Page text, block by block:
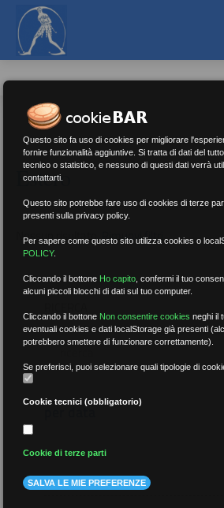
Estero
Nessun risultato.Rimuovi filtri
per data
Questo sito fa uso di cookies per migliorare
fornire funzionalità aggiuntive. Si tratta di dati del
tecnico o statistico, e nessuno di questi dati verrà
contattarti.
Questo sito potrebbe fare uso di cookies di terze
presenti sulla privacy policy.
Per sapere come questo sito utilizza cookies o
POLICY.
Cliccando il bottone Ho capito ,confermi il tuo
alcuni piccoli blocchi di dati sul tuo computer.
Cliccando il bottone Non consentire cookies neghi il
eventuali cookies e dati localStorage già presenti
potrebbero smettere di funzionare correttamente).
Se preferisci, puoi selezionare quali tipologie di
Cookie tecnici (obbligatorio)
Cookie di terze parti
SALVA LE MIE PREFERENZE